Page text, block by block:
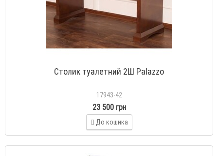
Столик туалетний 2Ш Palazzo
17943-42
23 500 грн
До кошика